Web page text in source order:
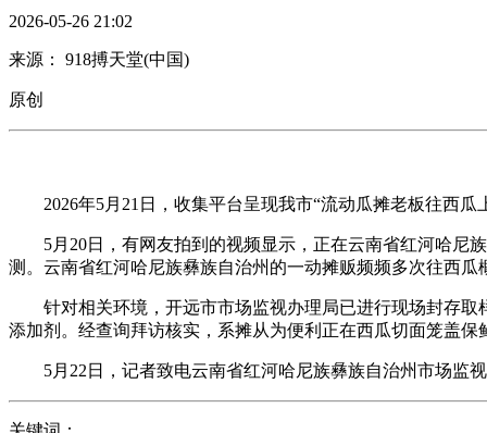
2026-05-26 21:02
来源： 918搏天堂(中国)
原创
2026年5月21日，收集平台呈现我市“流动瓜摊老板往西瓜
5月20日，有网友拍到的视频显示，正在云南省红河哈尼族
测。云南省红河哈尼族彝族自治州的一动摊贩频频多次往西
针对相关环境，开远市市场监视办理局已进行现场封存取
添加剂。经查询拜访核实，系摊从为便利正在西瓜切面笼盖
5月22日，记者致电云南省红河哈尼族彝族自治州市场监视